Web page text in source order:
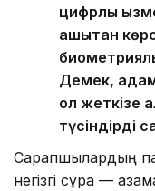
цифрлық
қашықтан
Демек,
қол
түсіндірді
Сарапшылардың
негізгі сұрақ —